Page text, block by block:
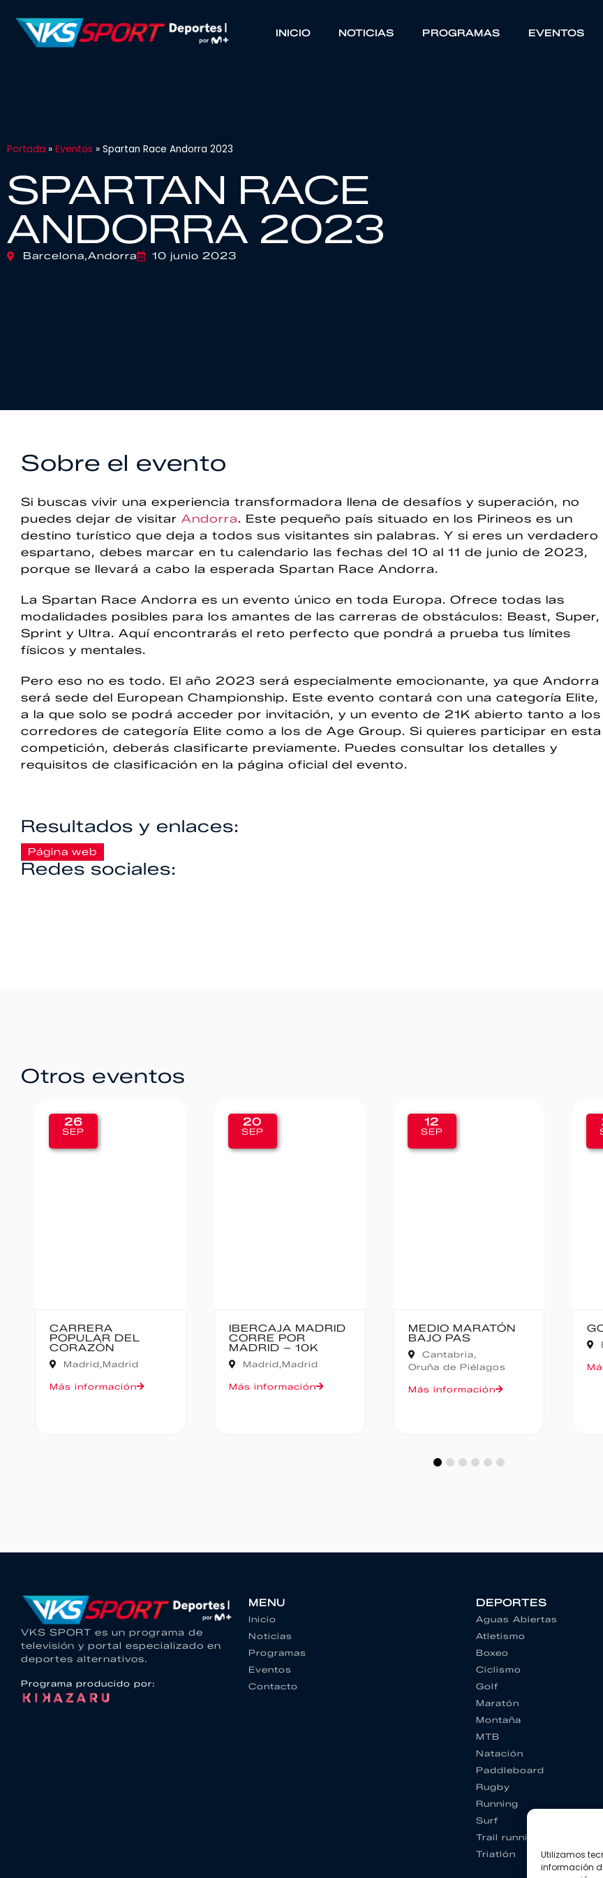
Utilizamos
información
INICIO NOTICIAS PROGRAMAS EVENTOS
Portada » Eventos » Spartan Race Andorra 2023
SPARTAN RACE
ANDORRA 2023
Barcelona,Andorra 10 junio 2023
Sobre el evento
Si buscas vivir una experiencia transformadora llena de desafíos y superación, no
puedes dejar de visitar Andorra. Este pequeño país situado en los Pirineos es un
destino turístico que deja a todos sus visitantes sin palabras. Y si eres un verdadero
espartano, debes marcar en tu calendario las fechas del 10 al 11 de junio de 2023,
porque se llevará a cabo la esperada Spartan Race Andorra.
La Spartan Race Andorra es un evento único en toda Europa. Ofrece todas las
modalidades posibles para los amantes de las carreras de obstáculos: Beast, Super,
Sprint y Ultra. Aquí encontrarás el reto perfecto que pondrá a prueba tus límites
físicos y mentales.
Pero eso no es todo. El año 2023 será especialmente emocionante, ya que Andorra
será sede del European Championship. Este evento contará con una categoría Elite,
a la que solo se podrá acceder por invitación, y un evento de 21K abierto tanto a los
corredores de categoría Elite como a los de Age Group. Si quieres participar en esta
competición, deberás clasificarte previamente. Puedes consultar los detalles y
requisitos de clasificación en la página oficial del evento.
Resultados y enlaces:
Página web
Redes sociales:
Otros eventos
26
SEP
CARRERA
POPULAR DEL
CORAZÓN
Madrid,Madrid
Más información
20
SEP
IBERCAJA MADRID
CORRE POR
MADRID – 10K
Madrid,Madrid
Más información
12
SEP
MEDIO MARATÓN
BAJO PAS
Cantabria,
Oruña de Piélagos
Más información
VKS SPORT es un programa de
televisión y portal especializado en
deportes alternativos.
Programa producido por:
MENU
Inicio
Noticias
Programas
Eventos
Contacto
DEPORTES
Aguas Abiertas
Atletismo
Boxeo
Ciclismo
Golf
Maratón
Montaña
MTB
Natación
Paddleboard
Rugby
Running
Surf
Trail running
Triatlón